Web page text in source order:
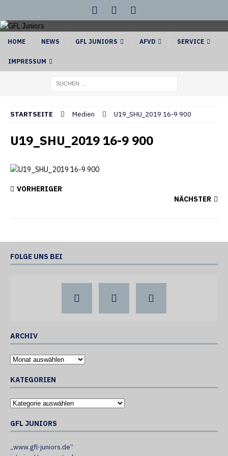
HOME NEWS GFL JUNIORS AFVD SERVICE
IMPRESSUM
STARTSEITE Medien U19_SHU_2019 16-9 900
U19_SHU_2019 16-9 900
VORHERIGER
NÄCHSTER
FOLGE UNS BEI
ARCHIV
KATEGORIEN
GFL JUNIORS
„www.gfl-juniors.de“